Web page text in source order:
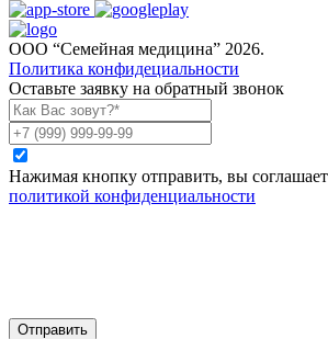
ООО “Семейная медицина” 2026.
Политика конфидециальности
Оставьте заявку на обратный звонок
Нажимая кнопку отправить, вы
политикой конфиденциальности
Отправить